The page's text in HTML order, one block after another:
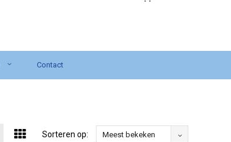
Contact
Sorteren op: Meest bekeken